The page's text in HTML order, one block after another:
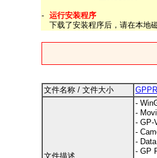
- 运行安装程序
下载了安装程序后，请在本地
文件名称 / 文件大小
文件描述
-
-
- GP-
-
-
- GP